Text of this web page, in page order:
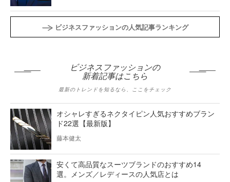
ビジネスファッションの人気記事ランキング
ビジネスファッションの
新着記事はこちら
最新のトレンドを知るなら、ここをチェック
オシャレすぎるネクタイピン人気おすすめブラン
ド22選【最新版】
藤本健太
安くて高品質なスーツブランドのおすすめ14
選。メンズ／レディースの人気店とは